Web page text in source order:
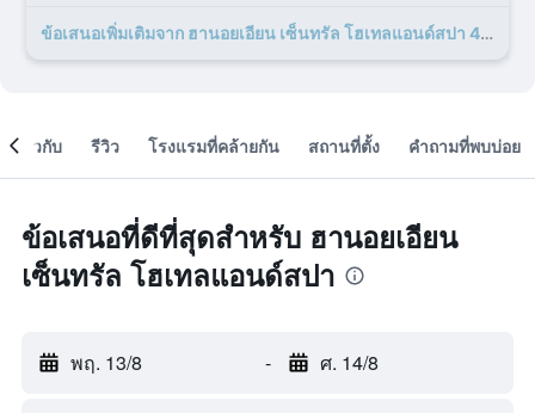
ข้อเสนอเพิ่มเติมจาก ฮานอยเอียน เซ็นทรัล โฮเทลแอนด์สปา 41 รายการ
เกี่ยวกับ รีวิว โรงแรมที่คล้ายกัน สถานที่ตั้ง คำถามที่พบบ่อย
ข้อเสนอที่ดีที่สุดสำหรับ ฮานอยเอียน
เซ็นทรัล โฮเทลแอนด์สปา
พฤ. 13/8 - ศ. 14/8